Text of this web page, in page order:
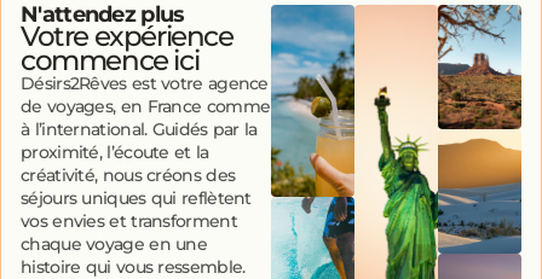
N'attendez plus
Votre expérience
commence ici
Désirs2Rêves est votre agence
de voyages, en France comme
à l’international. Guidés par la
proximité, l’écoute et la
créativité, nous créons des
séjours uniques qui reflètent
vos envies et transforment
chaque voyage en une
histoire qui vous ressemble.